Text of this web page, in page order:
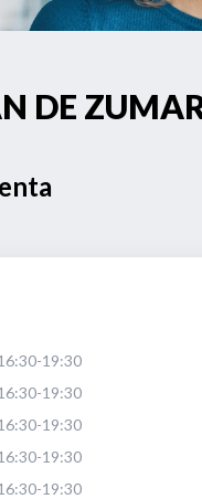
DE
19:30
19:30
19:30
19:30
19:30